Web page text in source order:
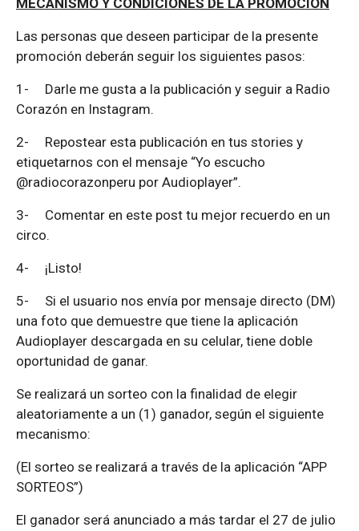
MECANISMO Y CONDICIONES DE LA PROMOCIÓN
Las personas que deseen participar de la presente
promoción deberán seguir los siguientes pasos:
1- Darle me gusta a la publicación y seguir a Radio
Corazón en Instagram.
2- Repostear esta publicación en tus stories y
etiquetarnos con el mensaje “Yo escucho
@radiocorazonperu por Audioplayer”.
3- Comentar en este post tu mejor recuerdo en un
circo.
4- ¡Listo!
5- Si el usuario nos envía por mensaje directo (DM)
una foto que demuestre que tiene la aplicación
Audioplayer descargada en su celular, tiene doble
oportunidad de ganar.
Se realizará un sorteo con la finalidad de elegir
aleatoriamente a un (1) ganador, según el siguiente
mecanismo:
(El sorteo se realizará a través de la aplicación “APP
SORTEOS”)
El ganador será anunciado a más tardar el 27 de julio